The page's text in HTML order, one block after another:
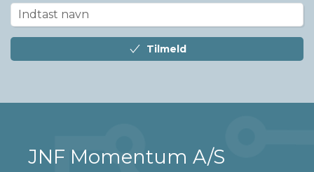
Tilmeld
JNF Momentum A/S